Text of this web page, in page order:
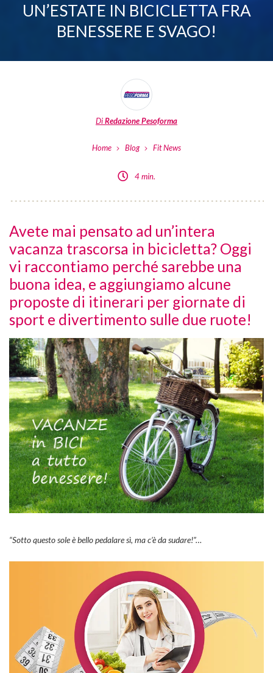
UN’ESTATE IN BICICLETTA FRA
BENESSERE E SVAGO!
DiRedazione Pesoforma
Home Blog Fit News
4 min.
Avete mai pensato ad un’intera
vacanza trascorsa in bicicletta? Oggi
vi raccontiamo perché sarebbe una
buona idea, e aggiungiamo alcune
proposte di itinerari per giornate di
sport e divertimento sulle due ruote!
“Sotto questo sole è bello pedalare sì, ma c’è da sudare!”…